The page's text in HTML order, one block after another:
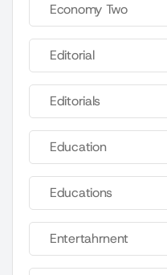
Economy Two
Editorial
Editorials
Education
Educations
Entertahrnent